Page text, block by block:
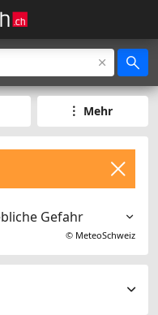
Mehr
Gefahr
© MeteoSchweiz